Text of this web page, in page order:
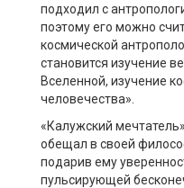
подходил с
поэтому его можно
космической
становится изучение
Вселенной, изучение
человечества».
«Калужский
обещал в своей
подарив ему
пульсирующей